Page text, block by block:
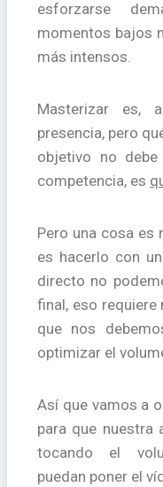
esforzarse
momentos bajos
más intensos.
Masterizar es,
presencia, pero
objetivo no
competencia, es
Pero una cosa es
es hacerlo con
directo no
final, eso requiere
que nos
optimizar el
Así que vamos a
para que nuestra
tocando el
puedan poner el